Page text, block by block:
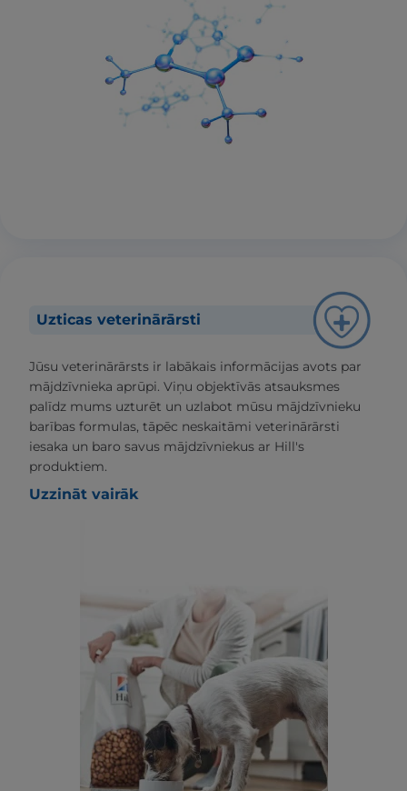
Uzticas veterinārārsti
Jūsu veterinārārsts ir labākais informācijas avots par
mājdzīvnieka aprūpi. Viņu objektīvās atsauksmes
palīdz mums uzturēt un uzlabot mūsu mājdzīvnieku
barības formulas, tāpēc neskaitāmi veterinārārsti
iesaka un baro savus mājdzīvniekus ar Hill's
produktiem.
Uzzināt vairāk